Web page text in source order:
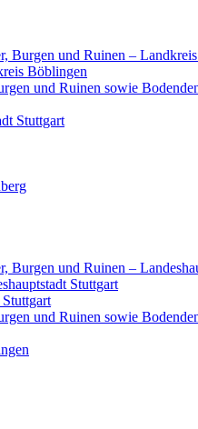
Burgen und Ruinen –
Böblingen
und Ruinen sowie
Stuttgart
Burgen und Ruinen –
Stuttgart
und Ruinen sowie